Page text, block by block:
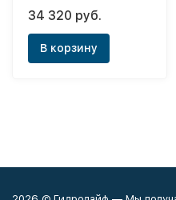
34 320 руб.
В корзину